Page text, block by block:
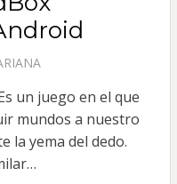
un juego en el que
mundos a nuestro
la yema del dedo.